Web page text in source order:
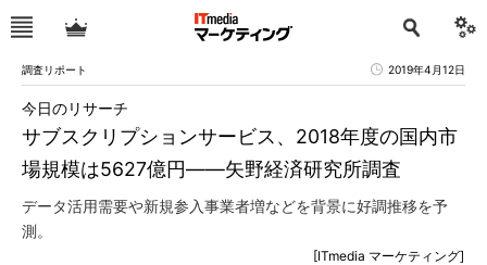
調査リポート 2019年4月12日
サブスクリプションサービス、2018年度の国内市
場規模は5627億円――矢野経済研究所調査
今日のリサーチ
データ活用需要や新規参入事業者増などを背景に好調推移を予
測。
[ITmedia マーケティング]